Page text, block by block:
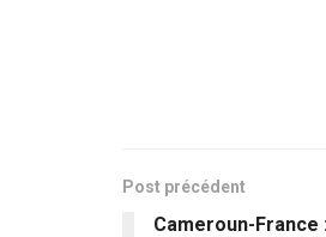
Post précédent
Cameroun-